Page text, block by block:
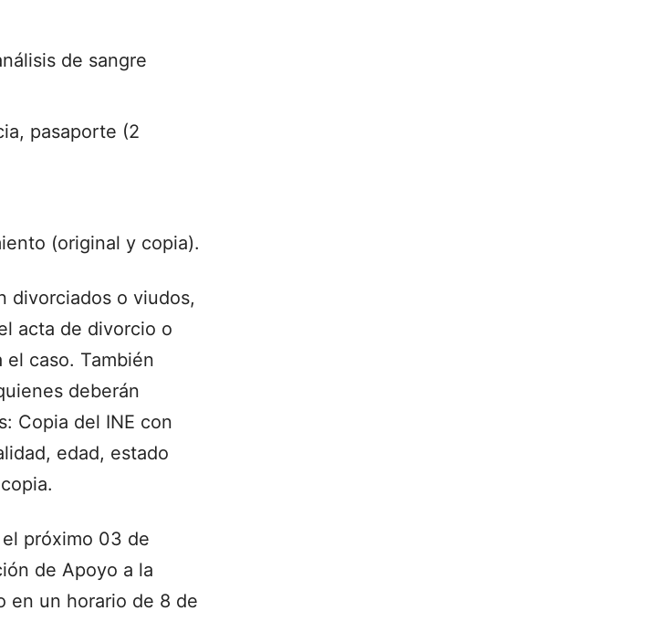
de sangre
pasaporte (2
(original y copia).
divorciados o viudos,
acta de divorcio o
caso. También
deberán
Copia del INE con
edad, estado
próximo 03 de
de Apoyo a la
en un horario de 8 de